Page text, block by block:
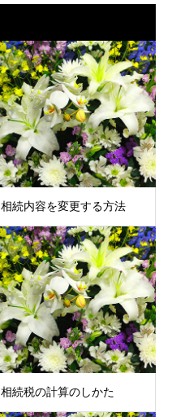
相続内容を変更する方法
相続税の計算のしかた